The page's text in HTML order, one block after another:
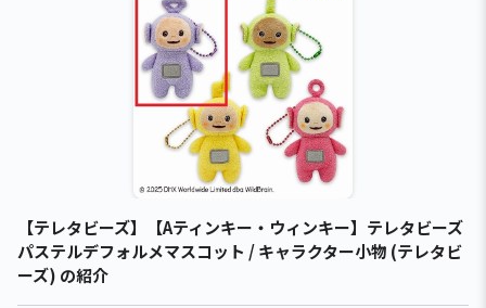
【テレタビーズ】【Aティンキー・ウィンキー】テレタビーズ
パステルデフォルメマスコット / キャラクター小物 (テレタビ
ーズ) の紹介